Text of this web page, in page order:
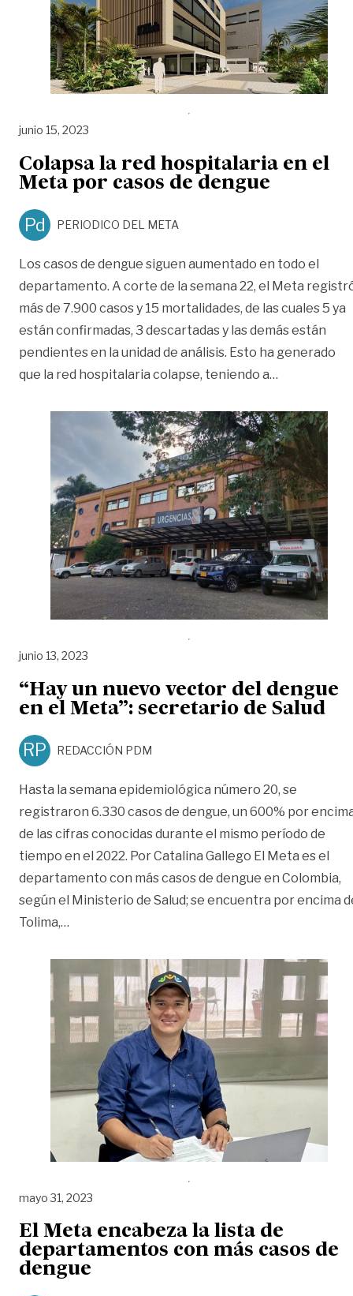
junio 15, 2023
Colapsa la red hospitalaria en el
Meta por casos de dengue
Pd PERIODICO DEL META
Los casos de dengue siguen aumentado en todo el
departamento. A corte de la semana 22, el Meta
más de 7.900 casos y 15 mortalidades, de las cuales 5 ya
están confirmadas, 3 descartadas y las demás están
pendientes en la unidad de análisis. Esto ha generado
que la red hospitalaria colapse, teniendo a…
junio 13, 2023
“Hay un nuevo vector del dengue
en el Meta”: secretario de Salud
RP REDACCIÓN PDM
Hasta la semana epidemiológica número 20, se
registraron 6.330 casos de dengue, un 600% por
de las cifras conocidas durante el mismo período de
tiempo en el 2022. Por Catalina Gallego El Meta es el
departamento con más casos de dengue en Colombia,
según el Ministerio de Salud; se encuentra por encima
Tolima,…
mayo 31, 2023
El Meta encabeza la lista de
departamentos con más casos de
dengue